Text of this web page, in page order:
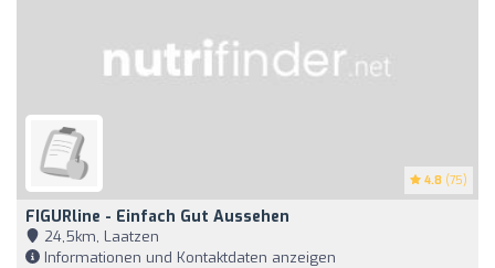
4.8 (75)
FIGURline - Einfach Gut Aussehen
24,5km, Laatzen
Informationen und Kontaktdaten anzeigen